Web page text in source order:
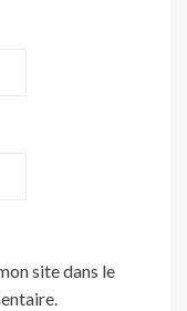
site dans le